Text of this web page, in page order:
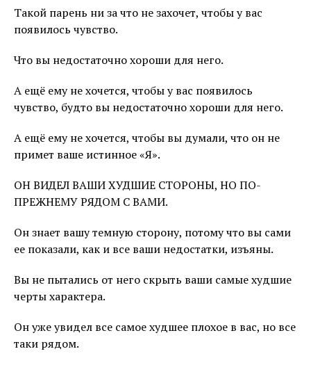
Такой парень ни за что не захочет, чтобы у вас
появилось чувство.
Что вы недостаточно хороши для него.
А ещё ему не хочется, чтобы у вас появилось
чувство, будто вы недостаточно хороши для него.
А ещё ему не хочется, чтобы вы думали, что он не
примет ваше истинное «Я».
ОН ВИДЕЛ ВАШИ ХУДШИЕ СТОРОНЫ, НО ПО-
ПРЕЖНЕМУ РЯДОМ С ВАМИ.
Он знает вашу темную сторону, потому что вы сами
ее показали, как и все ваши недостатки, изъяны.
Вы не пытались от него скрыть ваши самые худшие
черты характера.
Он уже увидел все самое худшее плохое в вас, но все
таки рядом.